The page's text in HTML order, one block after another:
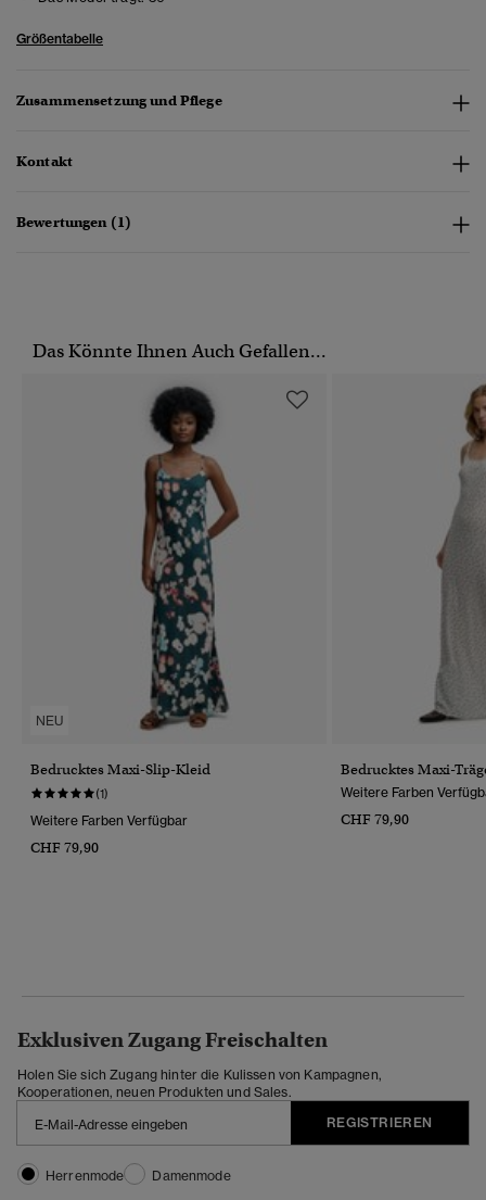
Größentabelle
Zusammensetzung und Pflege
Kontakt
Bewertungen (1)
Das Könnte Ihnen Auch Gefallen...
NEU
Bedrucktes Maxi-Slip-Kleid
(1)
Weitere Farben Verfügbar
CHF 79,90
Bedrucktes Maxi-
Weitere Farben
CHF 79,90
Exklusiven Zugang Freischalten
Holen Sie sich Zugang hinter die Kulissen von Kampagnen,
Kooperationen, neuen Produkten und Sales.
REGISTRIEREN
Herrenmode
Damenmode